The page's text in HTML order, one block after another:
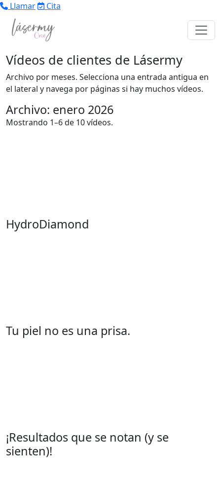
Llamar Cita
Vídeos de clientes de Lásermy
Archivo por meses. Selecciona una entrada antigua en
el lateral y navega por páginas si hay muchos vídeos.
Archivo: enero 2026
Mostrando 1–6 de 10 vídeos.
HydroDiamond
Tu piel no es una prisa.
¡Resultados que se notan (y se
sienten)!